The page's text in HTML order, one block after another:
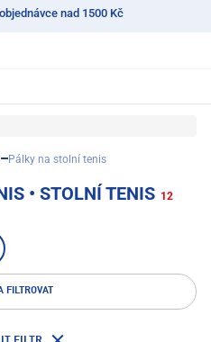
nad 1500 Kč
Pálky na stolní tenis
• STOLNÍ TENIS 12
FILTROVAT